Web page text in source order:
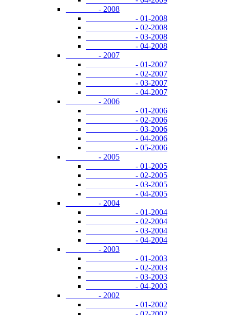
- 2008
- 01-2008
- 02-2008
- 03-2008
- 04-2008
- 2007
- 01-2007
- 02-2007
- 03-2007
- 04-2007
- 2006
- 01-2006
- 02-2006
- 03-2006
- 04-2006
- 05-2006
- 2005
- 01-2005
- 02-2005
- 03-2005
- 04-2005
- 2004
- 01-2004
- 02-2004
- 03-2004
- 04-2004
- 2003
- 01-2003
- 02-2003
- 03-2003
- 04-2003
- 2002
- 01-2002